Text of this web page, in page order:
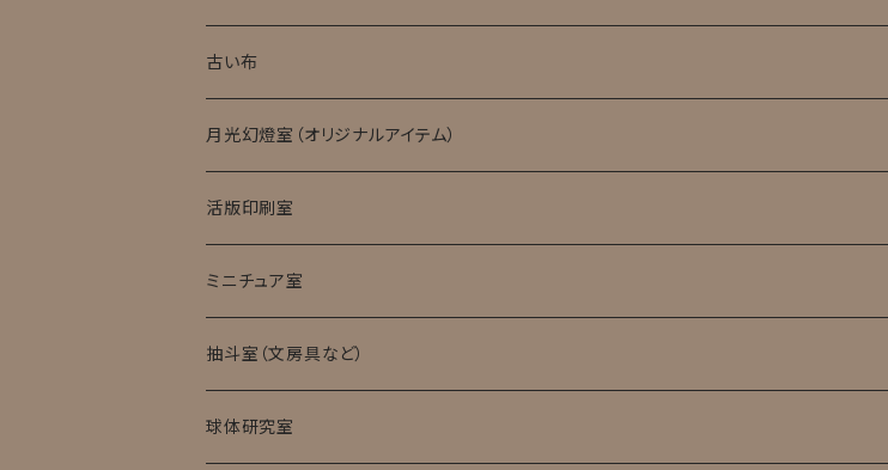
キット・完成品
ローマングラス
古い布
月光幻燈室（オリジナルアイテム）
活版印刷室
ミニチュア室
ミニチュア試験管入標本
抽斗室（文房具など）
球体研究室